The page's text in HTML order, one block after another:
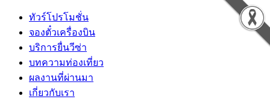
ทัวร์โปรโมชั่น
จองตั๋วเครื่องบิน
บริการยื่นวีซ่า
บทความท่องเที่ยว
ผลงานที่ผ่านมา
เกี่ยวกับเรา